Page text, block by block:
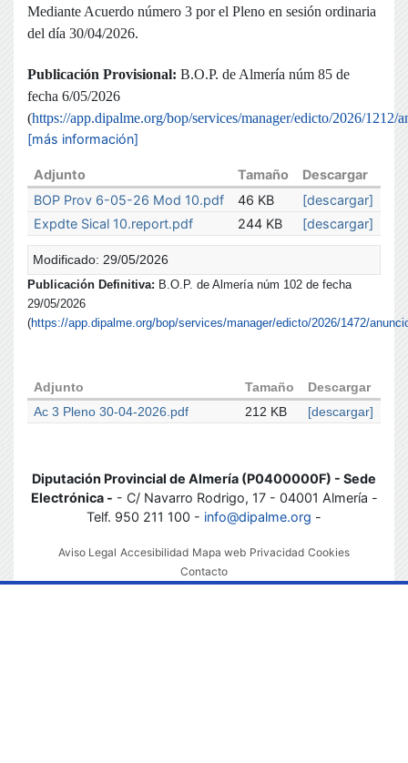
Mediante Acuerdo número 3 por el Pleno en sesión ordinaria
del día 30/04/2026.
Publicación Provisional: B.O.P. de Almería núm 85 de
fecha 6/05/2026
(https://app.dipalme.org/bop/services/manager/edicto/2026/1212/
[más información]
Adjunto Tamaño
Descargar
BOP Prov 6-05-26 Mod 10.pdf
46 KB
[descargar]
Expdte Sical 10.report.pdf
244 KB [descargar]
Modificado: 29/05/2026
Publicación Definitiva: B.O.P. de Almería núm 102 de fecha
29/05/2026
(https://app.dipalme.org/bop/services/manager/edicto/2026/1472/
Adjunto Tamaño
Descargar
Ac 3 Pleno 30-04-2026.pdf
212 KB [descargar]
Diputación Provincial de Almería (P0400000F) - Sede
Electrónica - - C/ Navarro Rodrigo, 17 - 04001 Almería -
Telf. 950 211 100 - info@dipalme.org -
Aviso Legal Accesibilidad Mapa web Privacidad Cookies
Contacto